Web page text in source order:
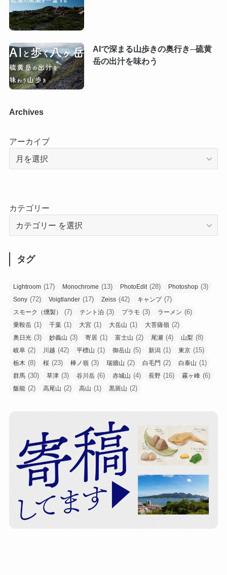
AIで深まる山歩きの奥行き─硫黄
岳の出汁を味わう
Archives
アーカイブ
カテゴリー
タグ
Lightroom (17) Monochrome (13) PhotoEdit(28) Photoshop (3)
Sony (72) Voigtlander (17) Zeiss (42) キャンプ(7)
スモーク（燻製） (7) テント泊 (3) プラモ (3) ラーメン (6)
乗鞍岳 (1) 千葉 (1) 大宮 (1) 大岳山 (1) 大菩薩嶺 (2)
奥日光 (3) 妙義山 (3) 寄居 (1) 富士山 (2) 尾瀬 (4) 山梨 (8)
岐阜 (2) 川越 (42) 平標山 (1) 御岳山 (5) 新潟 (1) 東京 (15)
栃木 (8) 桜 (23) 棒ノ嶺 (3) 瑞牆山 (2) 白毛門 (2) 白泰山 (1)
群馬 (30) 草津 (3) 谷川岳 (6) 赤城山 (4) 長野 (16) 霧ヶ峰 (6)
飯能 (2) 高尾山 (2) 高山 (1) 黒斑山 (2)